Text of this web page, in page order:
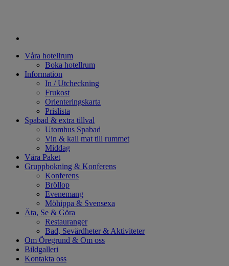
Våra hotellrum
Boka hotellrum
Information
In / Utcheckning
Frukost
Orienteringskarta
Prislista
Spabad & extra tillval
Utomhus Spabad
Vin & kall mat till rummet
Middag
Våra Paket
Gruppbokning & Konferens
Konferens
Bröllop
Evenemang
Möhippa & Svensexa
Äta, Se & Göra
Restauranger
Bad, Sevärdheter & Aktiviteter
Om Öregrund & Om oss
Bildgalleri
Kontakta oss